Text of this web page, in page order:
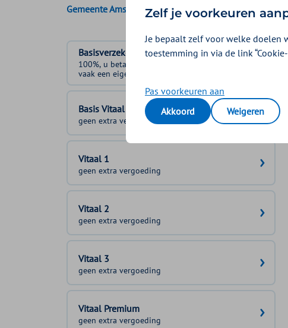
Gemeente Amsterdam
Basisverzekering
100%, u betaalt
vaak een eigen bijdrage
Basis Vitaal
geen extra vergoeding
Vitaal 1
geen extra vergoeding
Vitaal 2
geen extra vergoeding
Vitaal 3
geen extra vergoeding
Vitaal Premium
geen extra vergoeding
Zelf je voorkeuren
Je bepaalt zelf voor welke doelen
toestemming in via de link
Pas voorkeuren aan
Akkoord
Weigeren